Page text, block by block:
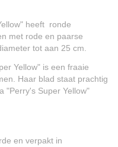
heeft ronde
met rode en paarse
tot aan 25 cm.
Yellow" is een fraaie
Haar blad staat prachtig
"Perry's Super Yellow"
en verpakt in